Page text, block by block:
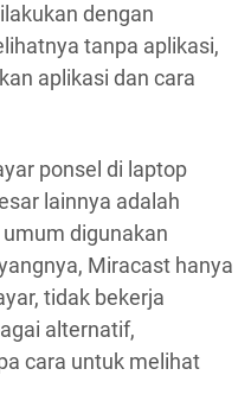
dengan
tanpa aplikasi,
aplikasi dan cara
ponsel di laptop
lainnya adalah
digunakan
Miracast hanya
tidak bekerja
alternatif,
cara untuk melihat